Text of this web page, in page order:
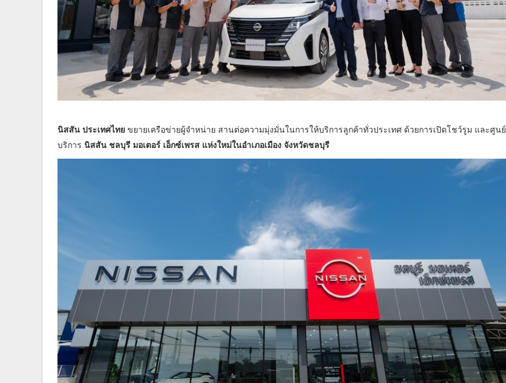
นิสสัน ประเทศไทย ขยายเครือข่ายผู้จำหน่าย สานต่อความมุ่งมั่นในการให้บริการลูกค้าทั่วประเทศ ด้วยการเปิดโชว์รูม และศูนย์
บริการ นิสสัน ชลบุรี มอเตอร์ เอ็กซ์เพรส แห่งใหม่ในอำเภอเมือง จังหวัดชลบุรี